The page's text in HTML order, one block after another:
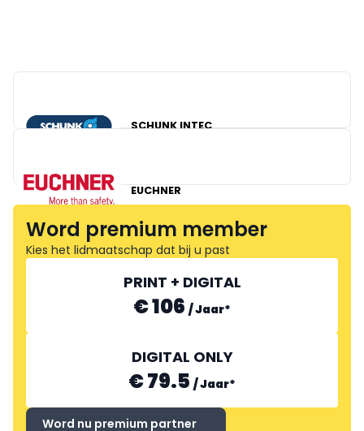
SCHUNK INTEC
EUCHNER
Word premium member
Kies het lidmaatschap dat bij u past
PRINT + DIGITAL
€ 106 /Jaar*
DIGITAL ONLY
€ 79.5 /Jaar*
Word nu premium partner